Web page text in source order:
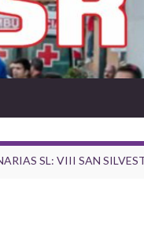
SL: VIII SAN